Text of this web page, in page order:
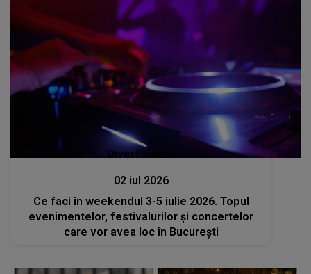
Divertisment
02 iul 2026
Ce faci în weekendul 3-5 iulie 2026. Topul
evenimentelor, festivalurilor și concertelor
care vor avea loc în București